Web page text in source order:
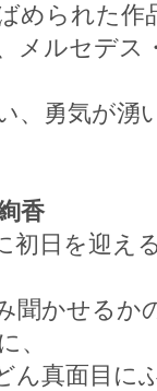
められた作
メルセデス
、勇気が
香
初日を迎え
聞かせる
、
ん真面目に